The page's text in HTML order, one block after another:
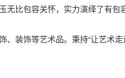
无比包容关怀，实力演绎了有包
、装饰等艺术品。秉持“让艺术